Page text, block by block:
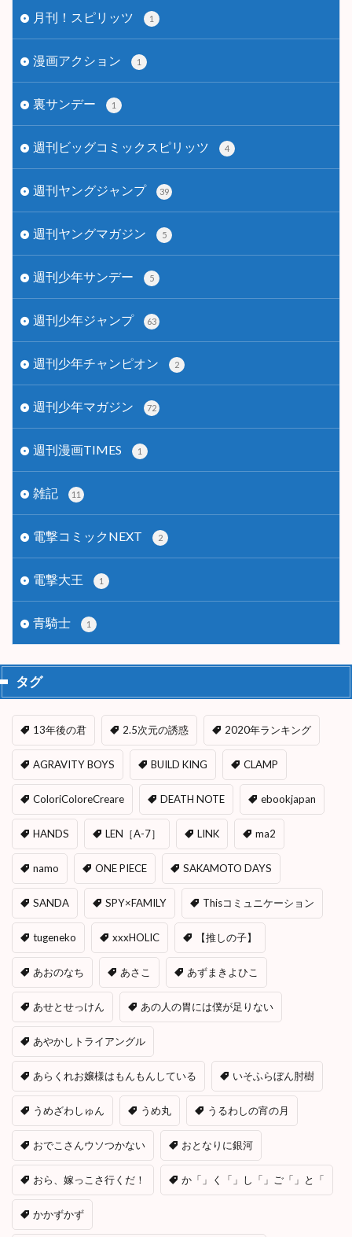
月刊！スピリッツ 1
漫画アクション 1
裏サンデー 1
週刊ビッグコミックスピリッツ 4
週刊ヤングジャンプ 39
週刊ヤングマガジン 5
週刊少年サンデー 5
週刊少年ジャンプ 63
週刊少年チャンピオン 2
週刊少年マガジン 72
週刊漫画TIMES 1
雑記 11
電撃コミックNEXT 2
電撃大王 1
青騎士 1
タグ
13年後の君 2.5次元の誘惑 2020年ランキング
AGRAVITY BOYS BUILD KING CLAMP
ColoriColoreCreare DEATH NOTE ebookjapan
HANDS LEN［A-7］ LINK ma2
namo ONE PIECE SAKAMOTO DAYS
SANDA SPY×FAMILY Thisコミュニケーション
tugeneko xxxHOLIC 【推しの子】
あおのなち あさこ あずまきよひこ
あせとせっけん あの人の胃には僕が足りない
あやかしトライアングル
あらくれお嬢様はもんもんしている いそふらぼん肘樹
うめざわしゅん うめ丸 うるわしの宵の月
おでこさんウソつかない おとなりに銀河
おら、嫁っこさ行くだ！ か「」く「」し「」ご「」と「
かかずかず